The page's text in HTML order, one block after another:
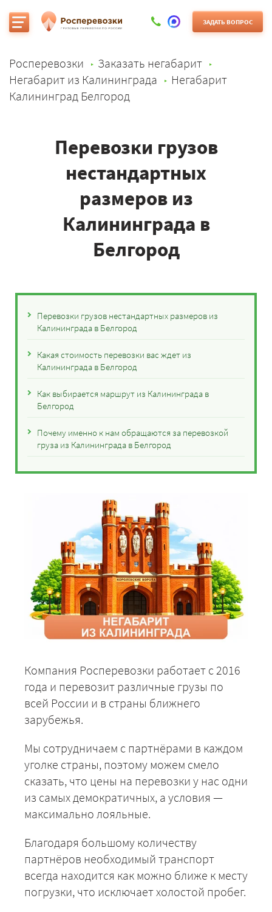
ЗАДАТЬ ВОПРОС
Росперевозки
Заказать негабарит
Негабарит из Калининграда
Негабарит
Калининград Белгород
Перевозки грузов
нестандартных
размеров из
Калининграда в
Белгород
Перевозки грузов нестандартных размеров из
Калининграда в Белгород
Какая стоимость перевозки вас ждет из
Калининграда в Белгород
Как выбирается маршрут из Калининграда в
Белгород
Почему именно к нам обращаются за перевозкой
груза из Калининграда в Белгород
Компания Росперевозки работает с 2016
года и перевозит различные грузы по
всей России и в страны ближнего
зарубежья.
Мы сотрудничаем с партнёрами в каждом
уголке страны, поэтому можем смело
сказать, что цены на перевозки у нас одни
из самых демократичных, а условия —
максимально лояльные.
Благодаря большому количеству
партнёров необходимый транспорт
всегда находится как можно ближе к месту
погрузки, что исключает холостой пробег.